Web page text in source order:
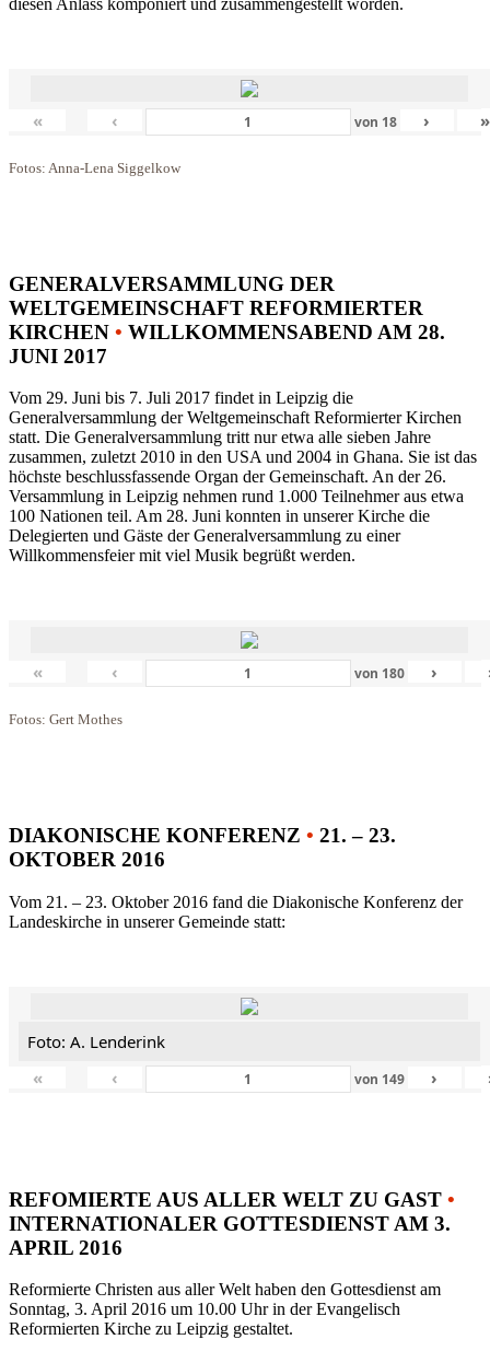
« ‹ von 18 › »
Fotos: Anna-Lena Siggelkow
GENERALVERSAMMLUNG DER
WELTGEMEINSCHAFT REFORMIERTER
KIRCHEN • WILLKOMMENSABEND AM 28.
JUNI 2017
Vom 29. Juni bis 7. Juli 2017 findet in Leipzig die
Generalversammlung der Weltgemeinschaft Reformierter Kirchen
statt. Die Generalversammlung tritt nur etwa alle sieben Jahre
zusammen, zuletzt 2010 in den USA und 2004 in Ghana. Sie ist das
höchste beschlussfassende Organ der Gemeinschaft. An der 26.
Versammlung in Leipzig nehmen rund 1.000 Teilnehmer aus etwa
100 Nationen teil. Am 28. Juni konnten in unserer Kirche die
Delegierten und Gäste der Generalversammlung zu einer
Willkommensfeier mit viel Musik begrüßt werden.
« ‹ von 180 ›
Fotos: Gert Mothes
DIAKONISCHE KONFERENZ • 21. – 23.
OKTOBER 2016
Vom 21. – 23. Oktober 2016 fand die Diakonische Konferenz der
Landeskirche in unserer Gemeinde statt:
Foto: A. Lenderink
«
‹ von 149 ›
REFOMIERTE AUS ALLER WELT ZU GAST •
INTERNATIONALER GOTTESDIENST AM 3.
APRIL 2016
Reformierte Christen aus aller Welt haben den Gottesdienst am
Sonntag, 3. April 2016 um 10.00 Uhr in der Evangelisch
Reformierten Kirche zu Leipzig gestaltet.